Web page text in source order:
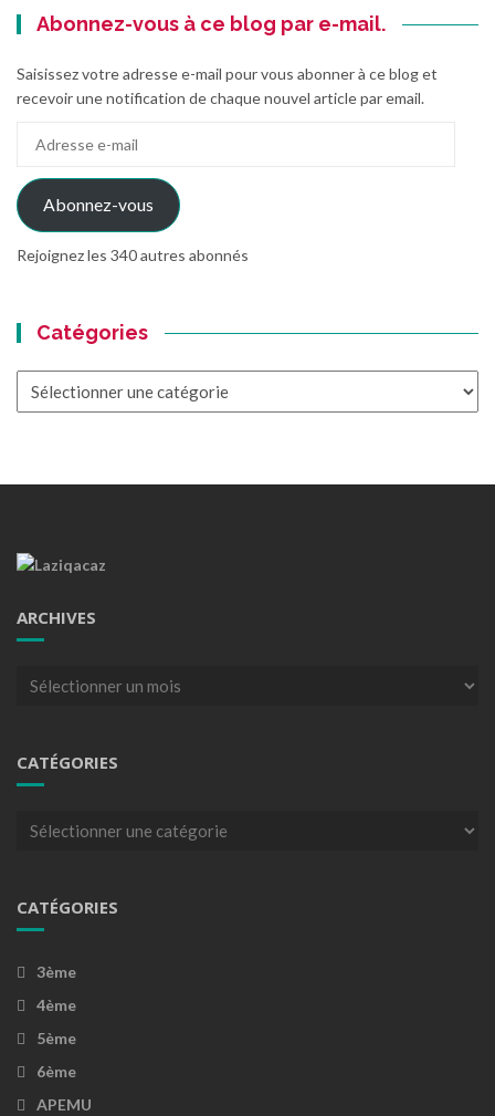
Abonnez-vous à ce blog par e-mail.
Saisissez votre adresse e-mail pour vous abonner à ce blog et
recevoir une notification de chaque nouvel article par email.
mail
Abonnez-vous
Rejoignez les 340 autres abonnés
Catégories
ARCHIVES
Archives
CATÉGORIES
Catégories
CATÉGORIES
3ème
4ème
5ème
6ème
APEMU